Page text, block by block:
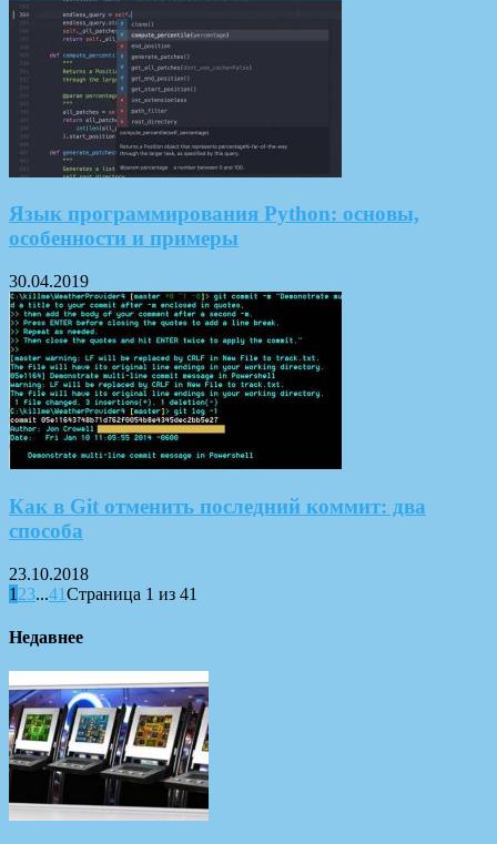
Язык программирования Python: основы,
особенности и примеры
30.04.2019
Как в Git отменить последний коммит: два
способа
23.10.2018
1 23...41Страница 1 из 41
Недавнее